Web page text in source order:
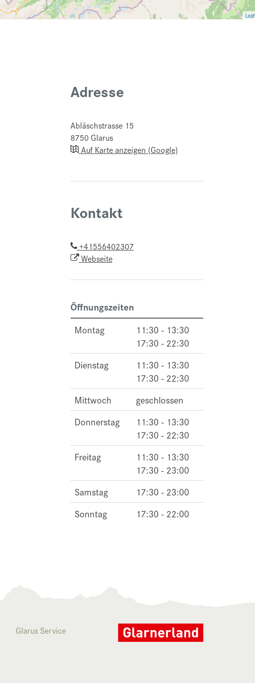
Adresse
Abläschstrasse 15
8750 Glarus
Auf Karte anzeigen (Google)
Kontakt
+41556402307
Webseite
Öffnungszeiten
Montag
11:30 - 13:30
17:30 - 22:30
Dienstag
11:30 - 13:30
17:30 - 22:30
Mittwoch
geschlossen
Donnerstag
11:30 - 13:30
17:30 - 22:30
Freitag
11:30 - 13:30
17:30 - 23:00
Samstag
17:30 - 23:00
Sonntag
17:30 - 22:00
Glarus Service